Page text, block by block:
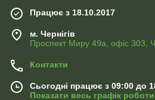
Працює з 18.10.2017
м. Чернігів
Проспект Миру 49а, офіс 303,
Контакти
Сьогодні працює з 09:00 до
Показати весь графік роботи